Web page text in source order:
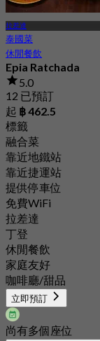
拉差達
泰國菜
休閒餐飲
Epia Ratchada
5.0
12 已預訂
起 ฿ 462.5
標籤
融合菜
靠近地鐵站
靠近捷運站
提供停車位
免費WiFi
拉差達
丁登
休閒餐飲
家庭友好
咖啡廳/甜品
立即預訂
尚有多個座位